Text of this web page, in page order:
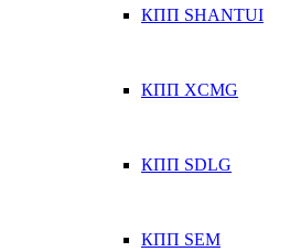
КПП SHANTUI
КПП XCMG
КПП SDLG
КПП SEM